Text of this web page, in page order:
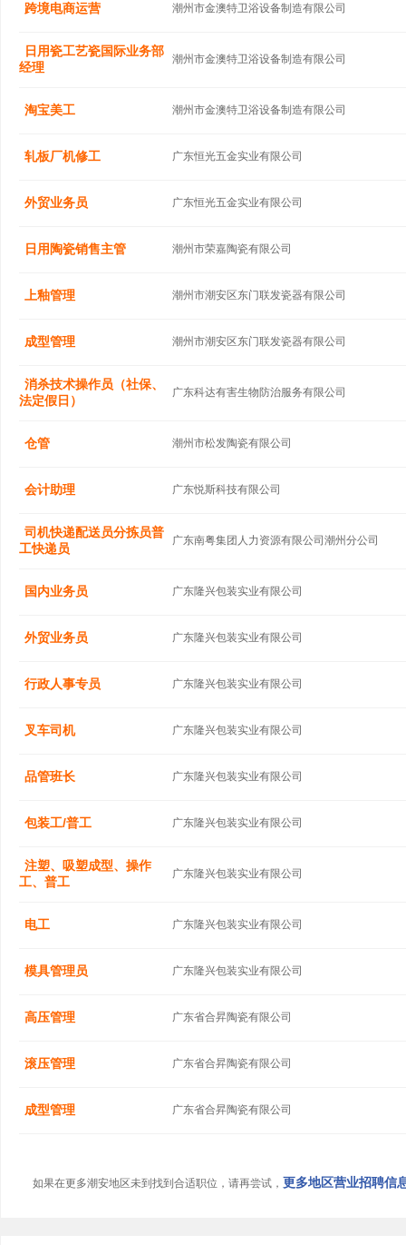
跨境电商运营 潮州市金澳特卫浴设备制造有限公司
日用瓷工艺瓷国际业务部
经理
潮州市金澳特卫浴设备制造有限公司
淘宝美工 潮州市金澳特卫浴设备制造有限公司
轧板厂机修工 广东恒光五金实业有限公司
外贸业务员 广东恒光五金实业有限公司
日用陶瓷销售主管 潮州市荣嘉陶瓷有限公司
上釉管理 潮州市潮安区东门联发瓷器有限公司
成型管理 潮州市潮安区东门联发瓷器有限公司
消杀技术操作员（社保、
法定假日）
广东科达有害生物防治服务有限公司
仓管 潮州市松发陶瓷有限公司
会计助理 广东悦斯科技有限公司
司机快递配送员分拣员普
工快递员
广东南粤集团人力资源有限公司潮州分公司
国内业务员 广东隆兴包装实业有限公司
外贸业务员 广东隆兴包装实业有限公司
行政人事专员 广东隆兴包装实业有限公司
叉车司机 广东隆兴包装实业有限公司
品管班长 广东隆兴包装实业有限公司
包装工/普工 广东隆兴包装实业有限公司
注塑、吸塑成型、操作
工、普工
广东隆兴包装实业有限公司
电工 广东隆兴包装实业有限公司
模具管理员 广东隆兴包装实业有限公司
高压管理 广东省合昇陶瓷有限公司
滚压管理 广东省合昇陶瓷有限公司
成型管理 广东省合昇陶瓷有限公司
如果在更多潮安地区未到找到合适职位，请再尝试， 更多地区营业招聘信